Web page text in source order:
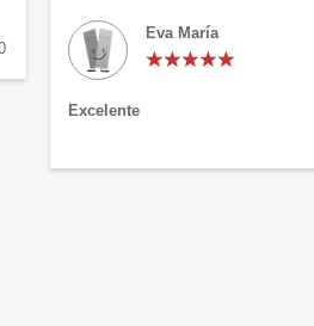
Eva María
Excelente